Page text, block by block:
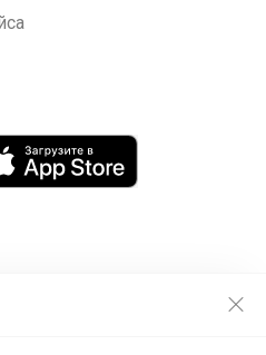
сайт и нажимая кнопку